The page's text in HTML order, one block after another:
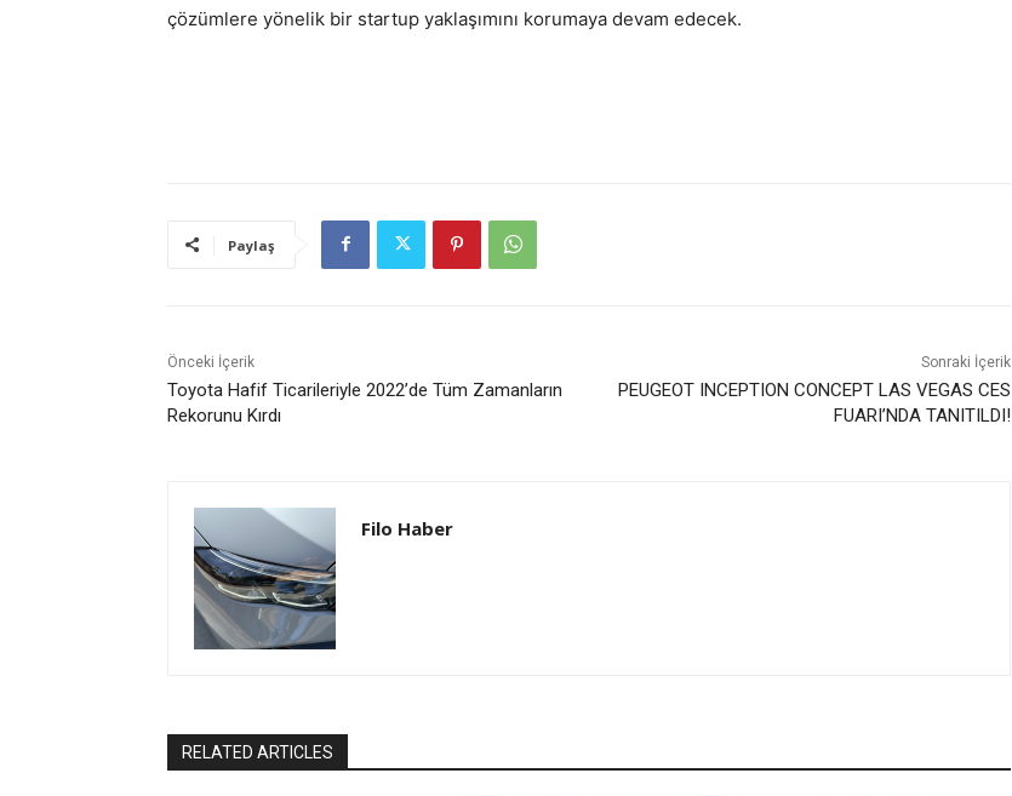
çözümlere yönelik bir startup yaklaşımını korumaya devam edecek.
Paylaş
Önceki İçerik
Toyota Hafif Ticarileriyle 2022’de Tüm Zamanların
Rekorunu Kırdı
Sonraki İçerik
PEUGEOT INCEPTION CONCEPT LAS VEGAS CES
FUARI’NDA TANITILDI!
Filo Haber
RELATED ARTICLES